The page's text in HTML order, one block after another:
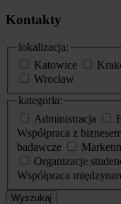
Kontakty
lokalizacja:
Katowice
Wrocław
kategoria:
Administracja
Współpraca z biznesem
badawcze
Organizacje
Współpraca
Wyszukaj